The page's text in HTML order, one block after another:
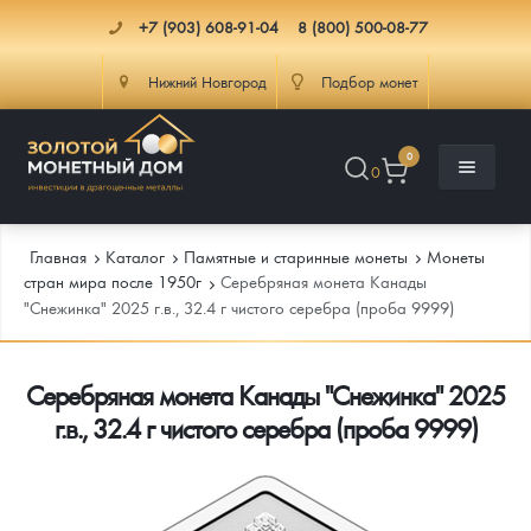
+7 (903) 608-91-04 8 (800) 500-08-77
Нижний Новгород Подбор монет
0
0
Каталог
Каталог Монет
Инвестиционные монеты
Памятные и старинные монеты
Инфо
Как сделать заказ
Доставка
Главная Каталог Памятные и старинные монеты
Монеты
стран мира после 1950г
Серебряная монета Канады
"Снежинка" 2025 г.в., 32.4 г чистого серебра (проба 9999)
Серебряная монета Канады "Снежинка" 2025
г.в., 32.4 г чистого серебра (проба 9999)